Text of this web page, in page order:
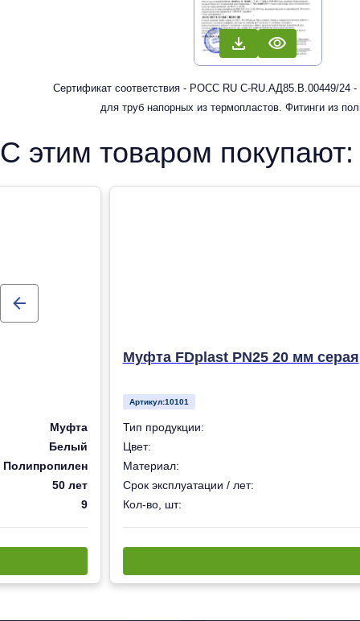
Сертификат соответствия - РОСС RU С-RU.АД85.В.00449/24
для труб напорных из термопластов. Фитинги из
отопления
С этим товаром покупают:
Муфта
Белый
Полипропилен
50 лет
9
Муфта FDplast PN25 20 мм серая
Артикул:10101
Тип продукции:
Цвет:
Материал:
Срок эксплуатации / лет:
Кол-во, шт: